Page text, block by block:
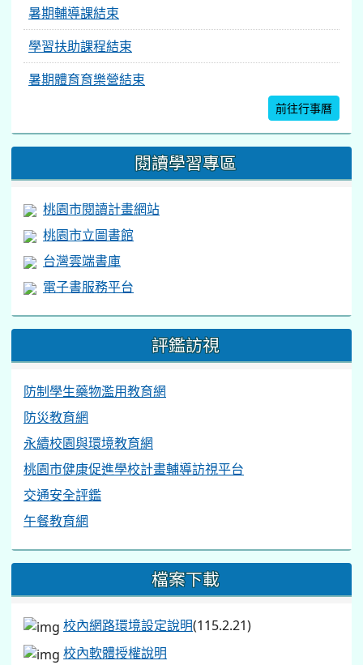
暑期輔導課結束
學習扶助課程結束
暑期體育育樂營結束
前往行事曆
閱讀學習專區
桃園市閱讀計畫網站
桃園市立圖書館
台灣雲端書庫
電子書服務平台
評鑑訪視
防制學生藥物濫用教育網
防災教育網
永續校園與環境教育網
桃園市健康促進學校計畫輔導訪視平台
交通安全評鑑
午餐教育網
檔案下載
校內網路環境設定說明(115.2.21)
校內軟體授權說明